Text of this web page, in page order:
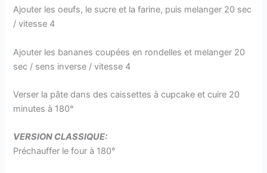
Ajouter les oeufs, le sucre et la farine, puis melanger 20 sec
/ vitesse 4
Ajouter les bananes coupées en rondelles et melanger 20
sec / sens inverse / vitesse 4
Verser la pâte dans des caissettes à cupcake et cuire 20
minutes à 180°
VERSION CLASSIQUE:
Préchauffer le four à 180°